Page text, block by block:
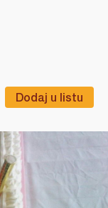
Dodaj u listu